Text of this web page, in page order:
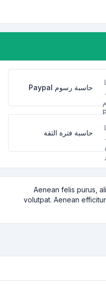
حاسبة رسوم Paypal
حاسبة فترة الثقة
Aenean felis purus,
volutpat. Aenean